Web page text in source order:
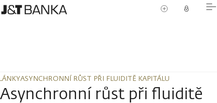
ASYNCHRONNÍ RŮST PŘI FLUIDITĚ KAPITÁLU
Asynchronní růst při fluiditě